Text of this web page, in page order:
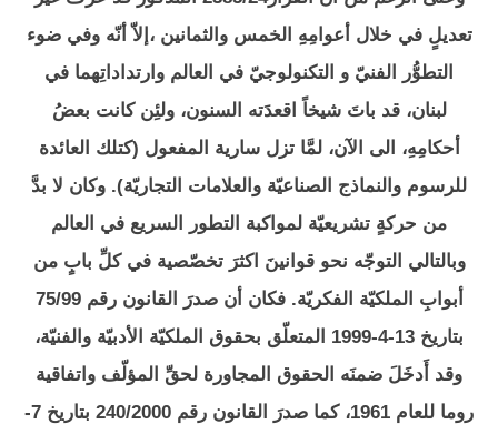
تعديلٍ في خلال أعوامِهِِ الخمس والثمانين ،إلاّ أنّه وفي ضوء
التطوُّر الفنيّ و التكنولوجيّ في العالم وارتداداتِهما في
لبنان، قد باتَ شيخاً اقعدَته السنون، ولئِن كانت بعضُ
أحكامِهِ، الى الآن، لمَّا تزل سارية المفعول (كتلك العائدة
للرسوم والنماذج الصناعيّة والعلامات التجاريّة). وكان لا بدَّ
من حركةٍ تشريعيّة لمواكبة التطور السريع في العالم
وبالتالي التوجّه نحو قوانينَ اكثرَ تخصّصية في كلِّ بابٍ من
أبوابِ الملكيّة الفكريّة. فكان أن صدرَ القانون رقم 75/99
بتاريخ 13-4-1999 المتعلّق بحقوق الملكيّة الأدبيّة والفنيّة،
وقد أَدخَلَ ضمنَه الحقوق المجاورة لحقِّ المؤلّف واتفاقية
روما للعام 1961، كما صدرَ القانون رقم 240/2000 بتاريخ 7-